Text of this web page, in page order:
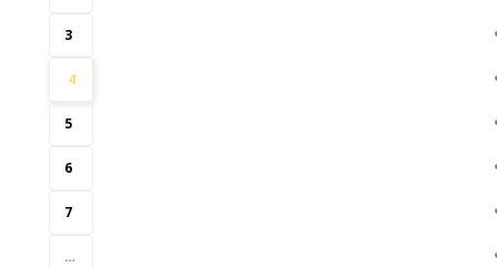
3
4
5
6
7
…